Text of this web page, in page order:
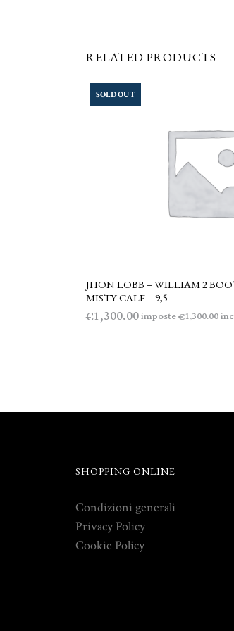
RELATED PRODUCTS
SOLD OUT
LEGGI TUTTO
JHON LOBB – WILLIAM 2
MISTY CALF – 9,5
€1,300.00imposte€1,300.00
SHOPPING ONLINE
Condizioni generali
Privacy Policy
Cookie Policy